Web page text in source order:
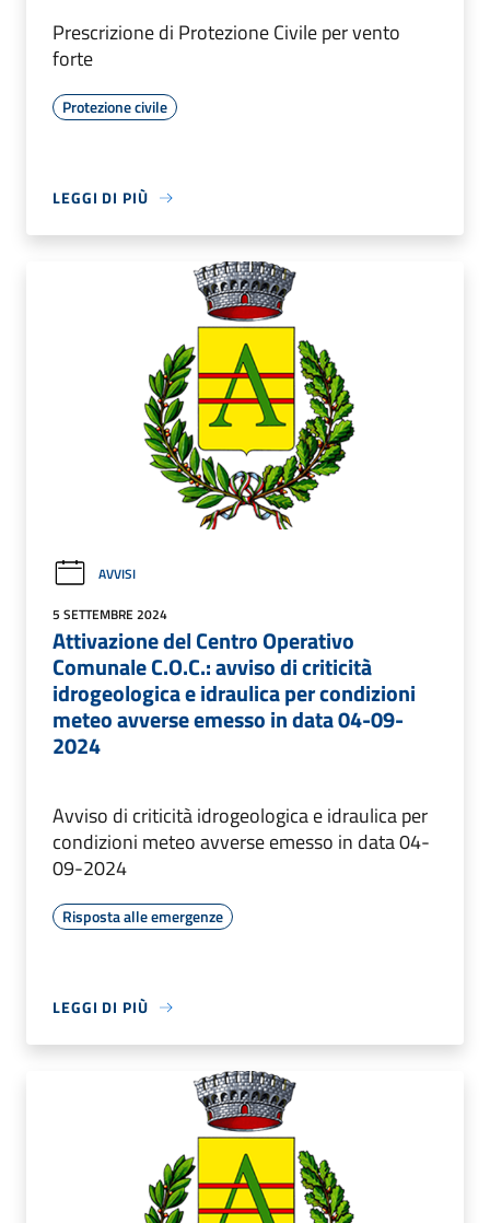
Prescrizione di Protezione Civile per vento
forte
Protezione civile
LEGGI DI PIÙ
AVVISI
5 SETTEMBRE 2024
Attivazione del Centro Operativo
Comunale C.O.C.: avviso di criticità
idrogeologica e idraulica per condizioni
meteo avverse emesso in data 04-09-
2024
Avviso di criticità idrogeologica e idraulica per
condizioni meteo avverse emesso in data 04-
09-2024
Risposta alle emergenze
LEGGI DI PIÙ